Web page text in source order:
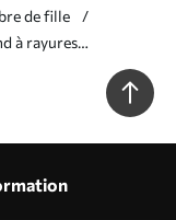
de fille
à rayures